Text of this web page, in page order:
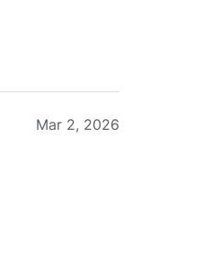
Mar 2, 2026